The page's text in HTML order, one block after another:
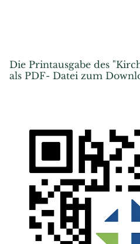
Die Printausgabe des
als PDF- Datei zum